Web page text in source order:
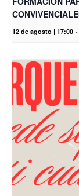
12 de agosto | 17:00 -